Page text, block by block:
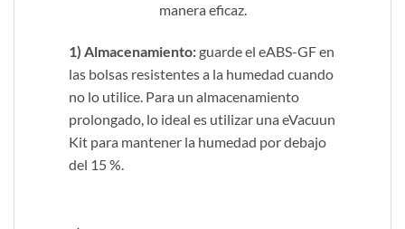
manera eficaz.
1) Almacenamiento:guarde el eABS-GF en
las bolsas resistentes a la humedad cuando
no lo utilice. Para un almacenamiento
prolongado, lo ideal es utilizar una eVacuun
Kit para mantener la humedad por debajo
del 15 %.